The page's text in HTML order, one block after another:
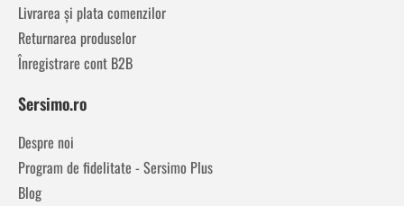
Livrarea și plata comenzilor
Returnarea produselor
Înregistrare cont B2B
Sersimo.ro
Despre noi
Program de fidelitate - Sersimo Plus
Blog